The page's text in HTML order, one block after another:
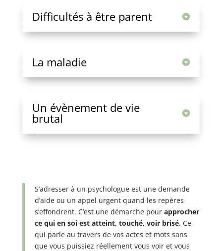
Difficultés à être parent
La maladie
Un évènement de vie
brutal
S’adresser à un psychologue est une demande
d’aide ou un appel urgent quand les repères
s’effondrent. C’est une démarche pour approcher
ce qui en soi est atteint, touché, voir brisé. Ce
qui parle au travers de vos actes et mots sans
que vous puissiez réellement vous voir et vous